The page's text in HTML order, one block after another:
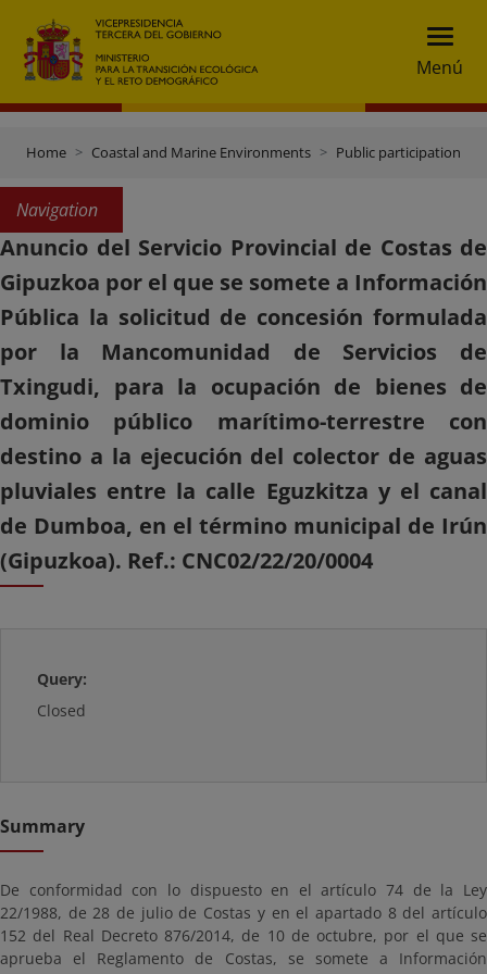
Menú
Home Coastal and Marine Environments Public participation
Navigation
Anuncio del Servicio Provincial de Costas de
Gipuzkoa por el que se somete a Información
Pública la solicitud de concesión formulada
por la Mancomunidad de Servicios de
Txingudi, para la ocupación de bienes de
dominio público marítimo-terrestre con
destino a la ejecución del colector de aguas
pluviales entre la calle Eguzkitza y el canal
de Dumboa, en el término municipal de Irún
(Gipuzkoa). Ref.: CNC02/22/20/0004
Query:
Closed
Summary
De conformidad con lo dispuesto en el artículo 74 de la Ley
22/1988, de 28 de julio de Costas y en el apartado 8 del artículo
152 del Real Decreto 876/2014, de 10 de octubre, por el que se
aprueba el Reglamento de Costas, se somete a Información